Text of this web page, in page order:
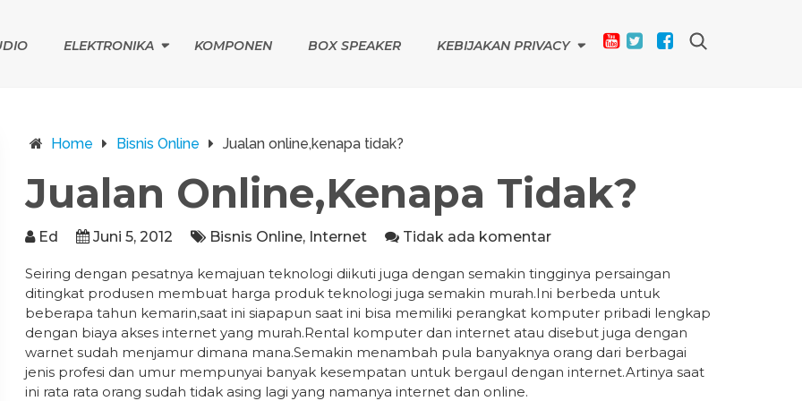
ELEKTRONIKA KOMPONEN BOX SPEAKER KEBIJAKAN PRIVACY
Home Bisnis Online Jualan online,kenapa tidak?
Jualan Online,kenapa Tidak?
Ed Juni 5, 2012 Bisnis Online, Internet Tidak ada komentar
Seiring dengan pesatnya kemajuan teknologi diikuti juga dengan semakin tingginya persaingan
ditingkat produsen membuat harga produk teknologi juga semakin murah.Ini berbeda untuk
beberapa tahun kemarin,saat ini siapapun saat ini bisa memiliki perangkat komputer pribadi lengkap
dengan biaya akses internet yang murah.Rental komputer dan internet atau disebut juga dengan
warnet sudah menjamur dimana mana.Semakin menambah pula banyaknya orang dari berbagai
jenis profesi dan umur mempunyai banyak kesempatan untuk bergaul dengan internet.Artinya saat
ini rata rata orang sudah tidak asing lagi yang namanya internet dan online.